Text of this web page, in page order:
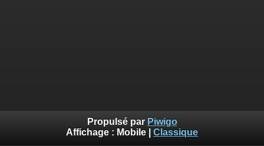
Propulsé par Piwigo
Affichage : Mobile Classique